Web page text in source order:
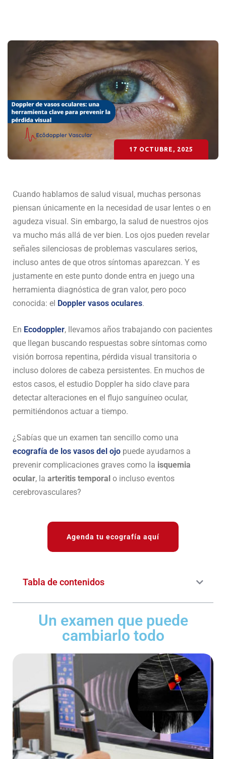
17 OCTUBRE, 2025
Cuando hablamos de salud visual, muchas personas
piensan únicamente en la necesidad de usar lentes o en
agudeza visual. Sin embargo, la salud de nuestros ojos
va mucho más allá de ver bien. Los ojos pueden revelar
señales silenciosas de problemas vasculares serios,
incluso antes de que otros síntomas aparezcan. Y es
justamente en este punto donde entra en juego una
herramienta diagnóstica de gran valor, pero poco
conocida: el Doppler vasos oculares.
En Ecodoppler, llevamos años trabajando con pacientes
que llegan buscando respuestas sobre síntomas como
visión borrosa repentina, pérdida visual transitoria o
incluso dolores de cabeza persistentes. En muchos de
estos casos, el estudio Doppler ha sido clave para
detectar alteraciones en el flujo sanguíneo ocular,
permitiéndonos actuar a tiempo.
¿Sabías que un examen tan sencillo como una
ecografía de los vasos del ojo puede ayudarnos a
prevenir complicaciones graves como la isquemia
ocular, la arteritis temporal o incluso eventos
cerebrovasculares?
Agenda tu ecografía aquí
Tabla de contenidos
Un examen que puede
cambiarlo todo